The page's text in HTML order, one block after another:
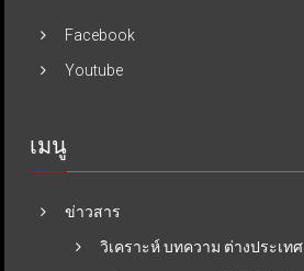
Facebook
Youtube
เมนู
ข่าวสาร
วิเคราะห์ บทความ ต่างประเทศ